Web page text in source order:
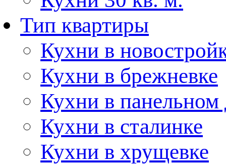
Тип квартиры
Кухни в
Кухни в брежневке
Кухни в панельном
Кухни в сталинке
Кухни в хрущевке